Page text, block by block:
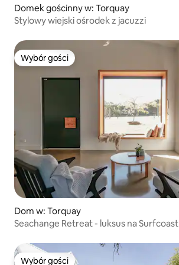
Domek gościnny w: Torquay
Stylowy wiejski ośrodek z jacuzzi
Wybór gości
Wybór gości
Dom w: Torquay
Seachange Retreat - luksus na Surfcoast
Wybór gości